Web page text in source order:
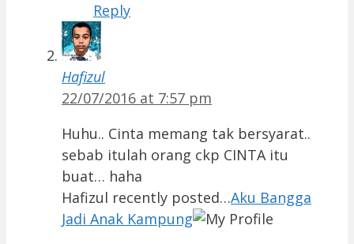
Reply
Hafizul
22/07/2016 at 7:57 pm
Huhu.. Cinta memang tak bersyarat..
sebab itulah orang ckp CINTA itu
buat… haha
Hafizul recently posted…Aku Bangga
Jadi Anak Kampung